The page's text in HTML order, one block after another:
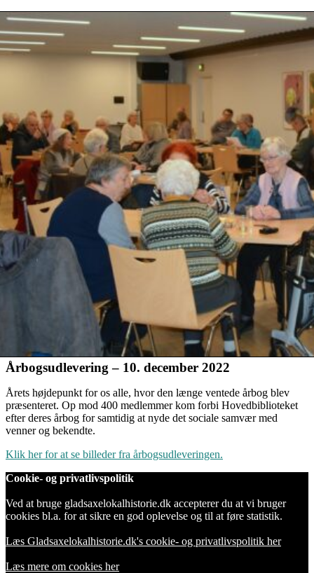
Årbogsudlevering – 10. december 2022
Årets højdepunkt for os alle, hvor den længe ventede årbog blev
præsenteret. Op mod 400 medlemmer kom forbi Hovedbiblioteket
efter deres årbog for samtidig at nyde det sociale samvær med
venner og bekendte.
Klik her for at se billeder fra årbogsudleveringen.
Cookie- og privatlivspolitik
Ved at bruge gladsaxelokalhistorie.dk accepterer du at vi bruger
cookies bl.a. for at sikre en god oplevelse og til at føre statistik.
Læs Gladsaxelokalhistorie.dk's cookie- og privatlivspolitik her
Læs mere om cookies her